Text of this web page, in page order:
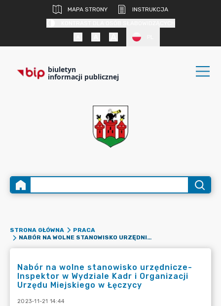
MAPA STRONY
INSTRUKCJA
biuletyn
informacji publicznej
STRONA GŁÓWNA
PRACA
NABÓR NA WOLNE STANOWISKO URZĘDNICZE- INSPEKTOR W WYDZIALE KADR I ORGANIZACJI URZĘDU MIEJSKIEGO W ŁĘCZYCY
Nabór na wolne stanowisko urzędnicze-
Inspektor w Wydziale Kadr i Organizacji
Urzędu Miejskiego w Łęczycy
2023-11-21 14:44